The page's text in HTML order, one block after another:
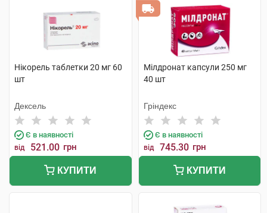
Нікорель таблетки 20 мг 60
шт
Дексель
Є в наявності
від 521.00 грн
КУПИТИ
Мілдронат капсули 250 мг
40 шт
Гріндекс
Є в наявності
від 745.30 грн
КУПИТИ